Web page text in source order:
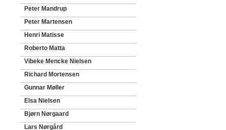
Peter Mandrup
Peter Martensen
Henri Matisse
Roberto Matta
Vibeke Mencke Nielsen
Richard Mortensen
Gunnar Møller
Elsa Nielsen
Bjørn Nørgaard
Lars Nørgård